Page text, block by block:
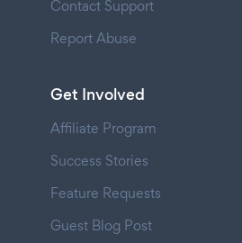
Contact Support
Report Abuse
Get Involved
Affiliate Program
Success Stories
Feature Requests
Guest Blog Post